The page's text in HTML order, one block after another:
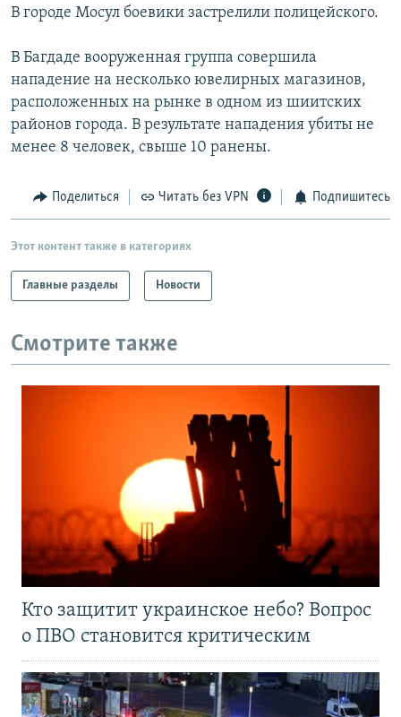
ПОДПИШИТЕСЬ НА РАССЫЛКУ
СОЦИАЛЬНЫЕ СЕТИ
В городе Мосул боевики застрелили полицейского.
В Багдаде вооруженная группа совершила
нападение на несколько ювелирных магазинов,
расположенных на рынке в одном из шиитских
районов города. В результате нападения убиты не
менее 8 человек, свыше 10 ранены.
Поделиться Читать без VPN Подпишитесь
Этот контент также в категориях
Главные разделы Новости
Смотрите также
Кто защитит украинское небо? Вопрос
о ПВО становится критическим